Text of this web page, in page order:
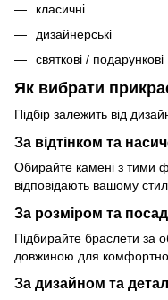
класичні
дизайнерські
святкові / подарункові
Як вибрати
Підбір залежить від
За відтінком та
Обирайте камені з тими
відповідають вашому
За розміром та
Підбирайте браслети за
довжиною для
За дизайном та